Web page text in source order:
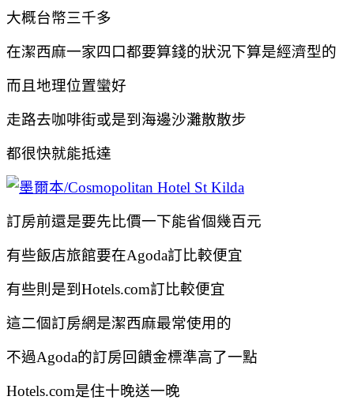
大概台幣三千多
在潔西麻一家四口都要算錢的狀況下算是經濟型的
而且地理位置蠻好
走路去咖啡街或是到海邊沙灘散散步
都很快就能抵達
訂房前還是要先比價一下能省個幾百元
有些飯店旅館要在Agoda訂比較便宜
有些則是到Hotels.com訂比較便宜
這二個訂房網是潔西麻最常使用的
不過Agoda的訂房回饋金標準高了一點
Hotels.com是住十晚送一晚